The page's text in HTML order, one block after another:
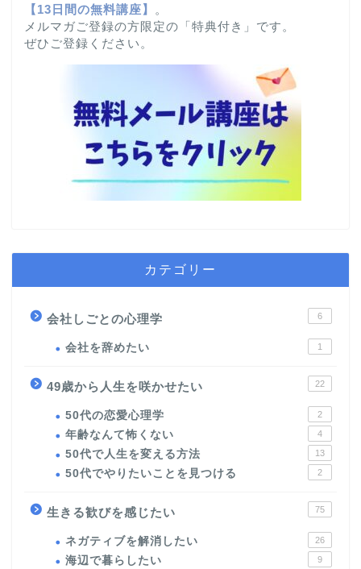
【 13日間の無料講座】
。
メルマガご登録の方限定の「特典付き」です。
ぜひご登録ください。
カテゴリー
会社しごとの心理学 6
会社を辞めたい 1
49歳から人生を咲かせたい 22
50代の恋愛心理学 2
年齢なんて怖くない 4
50代で人生を変える方法 13
50代でやりたいことを見つける 2
生きる歓びを感じたい 75
ネガティブを解消したい 26
海辺で暮らしたい 9